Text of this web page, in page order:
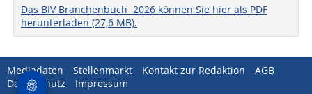
Das BIV Branchenbuch 2026 können Sie hier als PDF
herunterladen (27,6 MB).
Mediadaten Stellenmarkt Kontakt zur Redaktion
AGB
Datenschutz
Impressum